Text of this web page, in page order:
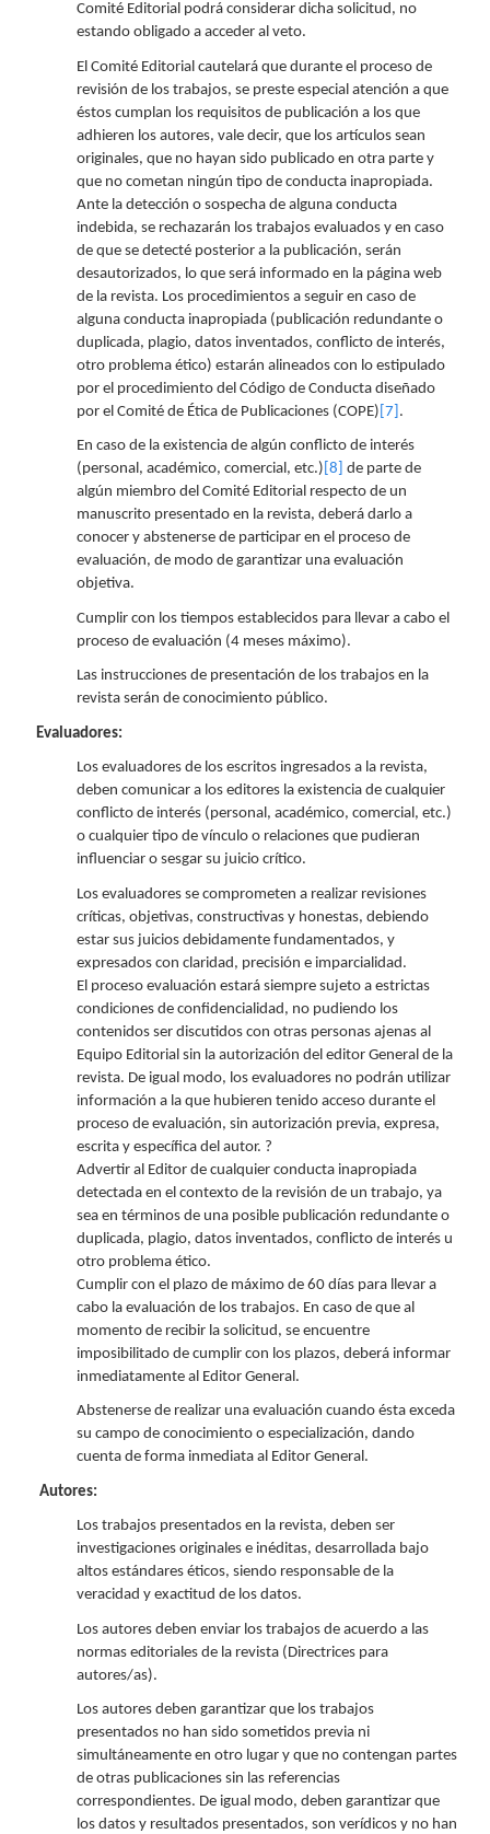
Comité Editorial podrá considerar dicha solicitud, no
estando obligado a acceder al veto.
El Comité Editorial cautelará que durante el proceso de
revisión de los trabajos, se preste especial atención a que
éstos cumplan los requisitos de publicación a los que
adhieren los autores, vale decir, que los artículos sean
originales, que no hayan sido publicado en otra parte y
que no cometan ningún tipo de conducta inapropiada.
Ante la detección o sospecha de alguna conducta
indebida, se rechazarán los trabajos evaluados y en caso
de que se detecté posterior a la publicación, serán
desautorizados, lo que será informado en la página web
de la revista. Los procedimientos a seguir en caso de
alguna conducta inapropiada (publicación redundante o
duplicada, plagio, datos inventados, conflicto de interés,
otro problema ético) estarán alineados con lo estipulado
por el procedimiento del Código de Conducta diseñado
por el Comité de Ética de Publicaciones (COPE) [7] .
En caso de la existencia de algún conflicto de interés
(personal, académico, comercial, etc.) [8] de parte de
algún miembro del Comité Editorial respecto de un
manuscrito presentado en la revista, deberá darlo a
conocer y abstenerse de participar en el proceso de
evaluación, de modo de garantizar una evaluación
objetiva.
Cumplir con los tiempos establecidos para llevar a cabo el
proceso de evaluación (4 meses máximo).
Las instrucciones de presentación de los trabajos en la
revista serán de conocimiento público.
Evaluadores:
Los evaluadores de los escritos ingresados a la revista,
deben comunicar a los editores la existencia de cualquier
conflicto de interés (personal, académico, comercial, etc.)
o cualquier tipo de vínculo o relaciones que pudieran
influenciar o sesgar su juicio crítico.
Los evaluadores se comprometen a realizar revisiones
críticas, objetivas, constructivas y honestas, debiendo
estar sus juicios debidamente fundamentados, y
expresados con claridad, precisión e imparcialidad.
El proceso evaluación estará siempre sujeto a estrictas
condiciones de confidencialidad, no pudiendo los
contenidos ser discutidos con otras personas ajenas al
Equipo Editorial sin la autorización del editor General de la
revista. De igual modo, los evaluadores no podrán utilizar
información a la que hubieren tenido acceso durante el
proceso de evaluación, sin autorización previa, expresa,
escrita y específica del autor. ?
Advertir al Editor de cualquier conducta inapropiada
detectada en el contexto de la revisión de un trabajo, ya
sea en términos de una posible publicación redundante o
duplicada, plagio, datos inventados, conflicto de interés u
otro problema ético.
Cumplir con el plazo de máximo de 60 días para llevar a
cabo la evaluación de los trabajos. En caso de que al
momento de recibir la solicitud, se encuentre
imposibilitado de cumplir con los plazos, deberá informar
inmediatamente al Editor General.
Abstenerse de realizar una evaluación cuando ésta exceda
su campo de conocimiento o especialización, dando
cuenta de forma inmediata al Editor General.
Autores:
Los trabajos presentados en la revista, deben ser
investigaciones originales e inéditas, desarrollada bajo
altos estándares éticos, siendo responsable de la
veracidad y exactitud de los datos.
Los autores deben enviar los trabajos de acuerdo a las
normas editoriales de la revista (Directrices para
autores/as).
Los autores deben garantizar que los trabajos
presentados no han sido sometidos previa ni
simultáneamente en otro lugar y que no contengan partes
de otras publicaciones sin las referencias
correspondientes. De igual modo, deben garantizar que
los datos y resultados presentados, son verídicos y no han